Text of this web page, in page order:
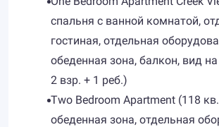
спальня с ванной комнатой,
гостиная, отдельная
обеденная зона, балкон, вид
2 взр. + 1 реб.)
Two Bedroom Apartment (118
обеденная зона, отдельная